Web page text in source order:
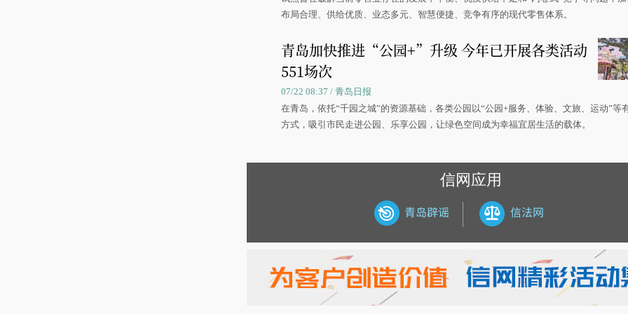
布局合理、供给优质、业态多元、智慧便捷、竞争有序的现代零售体系。
青岛加快推进“公园+”升级 今年已开展各类活动
551场次
07/22 08:37 / 青岛日报
在青岛，依托“千园之城”的资源基础，各类公园以“公园+服务、体验、文旅、运动”等
方式，吸引市民走进公园、乐享公园，让绿色空间成为幸福宜居生活的载体。
信网应用